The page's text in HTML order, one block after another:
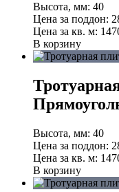
Высота, мм: 40
Цена за поддон:
Цена за кв. м:
В корзину
Высота, мм: 40
Цена за поддон:
Цена за кв. м:
В корзину